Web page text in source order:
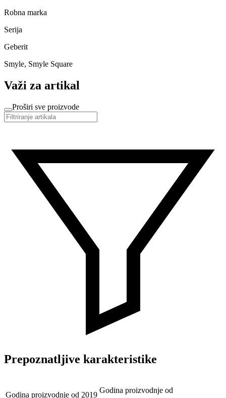
Robna marka
Serija
Geberit
Smyle, Smyle Square
Važi za artikal
Proširi sve proizvode
Prepoznatljive karakteristike
Godina proizvodnje od 2019
Godina proizvodnje od